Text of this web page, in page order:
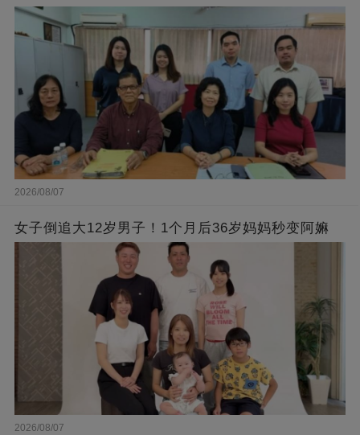
2026/08/07
女子倒追大12岁男子！1个月后36岁妈妈秒变阿嫲
2026/08/07